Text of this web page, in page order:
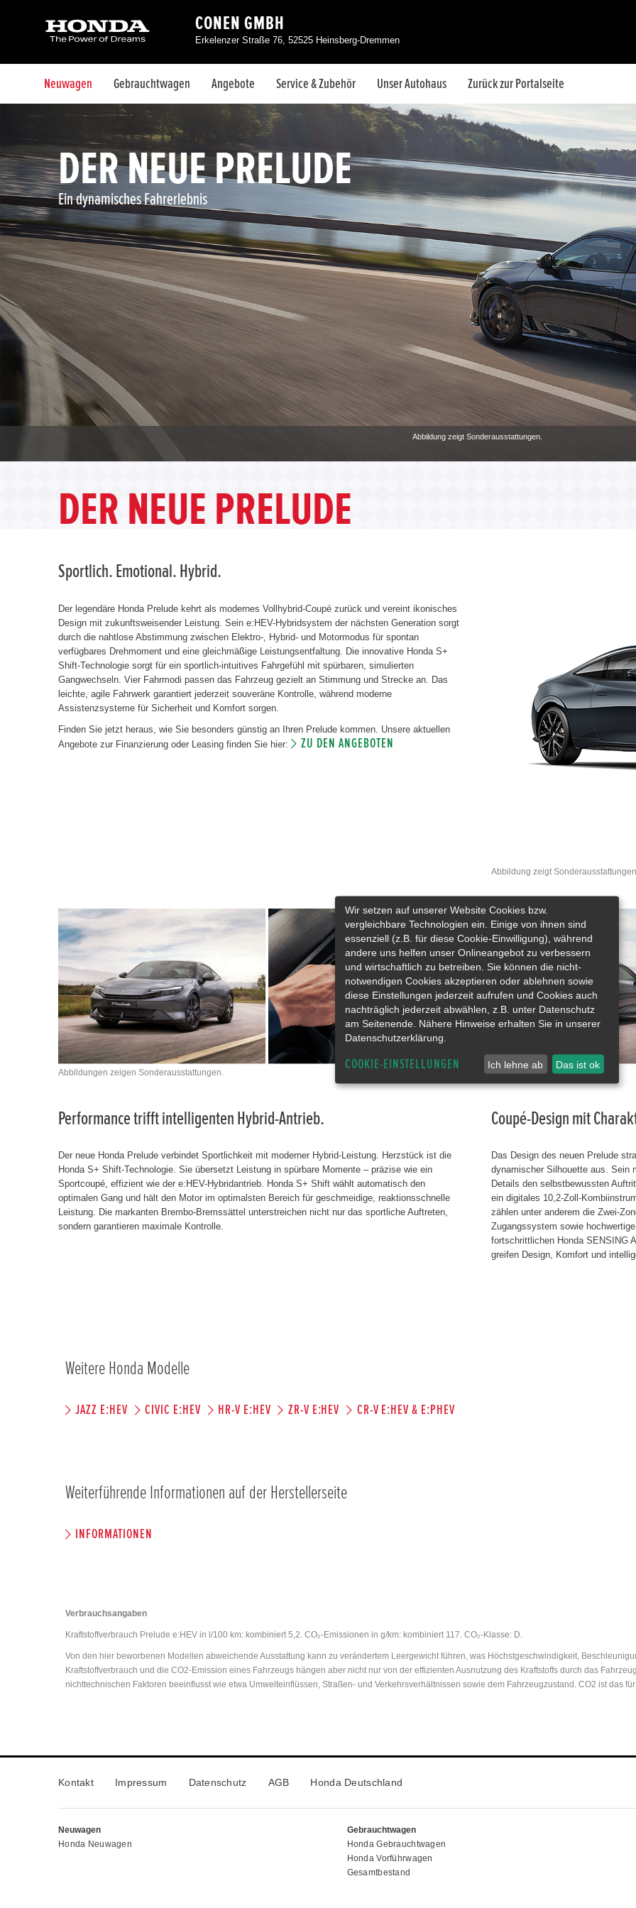
CONEN GMBH
Erkelenzer Straße 76, 52525 Heinsberg-Dremmen
Neuwagen Gebrauchtwagen Angebote Service & Zubehör Unser Autohaus Zurück zur Portalseite
Abbildung zeigt Sonderausstattungen.
DER NEUE PRELUDE
Ein dynamisches Fahrerlebnis
DER NEUE PRELUDE
Sportlich. Emotional. Hybrid.
Der legendäre Honda Prelude kehrt als modernes Vollhybrid-Coupé zurück und vereint ikonisches
Design mit zukunftsweisender Leistung. Sein e:HEV-Hybridsystem der nächsten Generation sorgt
durch die nahtlose Abstimmung zwischen Elektro-, Hybrid- und Motormodus für spontan
verfügbares Drehmoment und eine gleichmäßige Leistungsentfaltung. Die innovative Honda S+
Shift-Technologie sorgt für ein sportlich-intuitives Fahrgefühl mit spürbaren, simulierten
Gangwechseln. Vier Fahrmodi passen das Fahrzeug gezielt an Stimmung und Strecke an. Das
leichte, agile Fahrwerk garantiert jederzeit souveräne Kontrolle, während moderne
Assistenzsysteme für Sicherheit und Komfort sorgen.
Finden Sie jetzt heraus, wie Sie besonders günstig an Ihren Prelude kommen. Unsere aktuellen
Angebote zur Finanzierung oder Leasing finden Sie hier:
ZU DEN ANGEBOTEN
Abbildung zeigt Sonderausstattungen.
Abbildungen zeigen Sonderausstattungen.
Performance trifft intelligenten Hybrid-Antrieb.
Der neue Honda Prelude verbindet Sportlichkeit mit moderner Hybrid-Leistung. Herzstück ist die
Honda S+ Shift-Technologie. Sie übersetzt Leistung in spürbare Momente – präzise wie ein
Sportcoupé, effizient wie der e:HEV-Hybridantrieb. Honda S+ Shift wählt automatisch den
optimalen Gang und hält den Motor im optimalsten Bereich für geschmeidige, reaktionsschnelle
Leistung. Die markanten Brembo-Bremssättel unterstreichen nicht nur das sportliche Auftreten,
sondern garantieren maximale Kontrolle.
Coupé-Design mit
Das Design des neuen Prelude
dynamischer Silhouette aus. Sein
Details den selbstbewussten
ein digitales 10,2-Zoll-
zählen unter anderem die Zwei-
Zugangssystem sowie
fortschrittlichen Honda SENSING
greifen Design, Komfort und
Weitere Honda Modelle
JAZZ E:HEV CIVIC E:HEV HR-V E:HEV ZR-V E:HEV CR-V E:HEV & E:PHEV
Weiterführende Informationen auf der Herstellerseite
INFORMATIONEN
Verbrauchsangaben
Kraftstoffverbrauch Prelude e:HEV in l/100 km: kombiniert 5,2. CO₂-Emissionen in g/km: kombiniert 117. CO₂-Klasse: D.
Von den hier beworbenen Modellen abweichende Ausstattung kann zu verändertem Leergewicht führen, was Höchstgeschwindigkeit,
Kraftstoffverbrauch und die CO2-Emission eines Fahrzeugs hängen aber nicht nur von der effizienten Ausnutzung des Kraftstoffs durch das
nichttechnischen Faktoren beeinflusst wie etwa Umwelteinflüssen, Straßen- und Verkehrsverhältnissen sowie dem Fahrzeugzustand. CO2 ist das
Kontakt Impressum Datenschutz AGB Honda Deutschland
Neuwagen
Honda Neuwagen
Gebrauchtwagen
Honda Gebrauchtwagen
Honda Vorführwagen
Gesamtbestand
Wir setzen auf unserer Website Cookies bzw.
vergleichbare Technologien ein. Einige von ihnen sind
essenziell (z.B. für diese Cookie-Einwilligung), während
andere uns helfen unser Onlineangebot zu verbessern
und wirtschaftlich zu betreiben. Sie können die nicht-
notwendigen Cookies akzeptieren oder ablehnen sowie
diese Einstellungen jederzeit aufrufen und Cookies auch
nachträglich jederzeit abwählen, z.B. unter Datenschutz
am Seitenende. Nähere Hinweise erhalten Sie in unserer
Datenschutzerklärung.
COOKIE-EINSTELLUNGEN Ich lehne ab Das ist ok